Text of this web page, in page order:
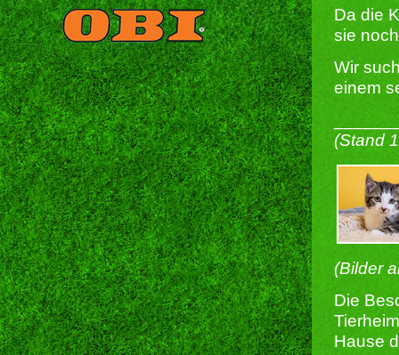
Da die
sie
Wir
einem
(Stand
(Bilder
Die
Hause